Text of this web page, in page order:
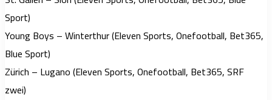
Sport)
Young Boys – Winterthur (Eleven Sports, Onefootball, Bet365,
Blue Sport)
Zürich – Lugano (Eleven Sports, Onefootball, Bet365, SRF
zwei)